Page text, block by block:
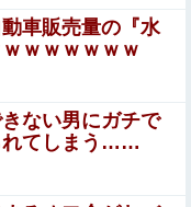
いんですが…」とツ
らえなかった男、
青ｗｗｗ
を絞められたせいで
審で炎上
車販売量の『水
ｗｗｗｗｗｗ
ない男にガチで
れてしまう……